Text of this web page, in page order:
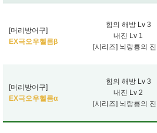
[머리방어구]
EX극오우헬름β
힘의 해방 Lv 3
내진 Lv 1
[시리즈] 뇌랑룡의
[머리방어구]
EX극오우헬름α
힘의 해방 Lv 3
내진 Lv 2
[시리즈] 뇌랑룡의